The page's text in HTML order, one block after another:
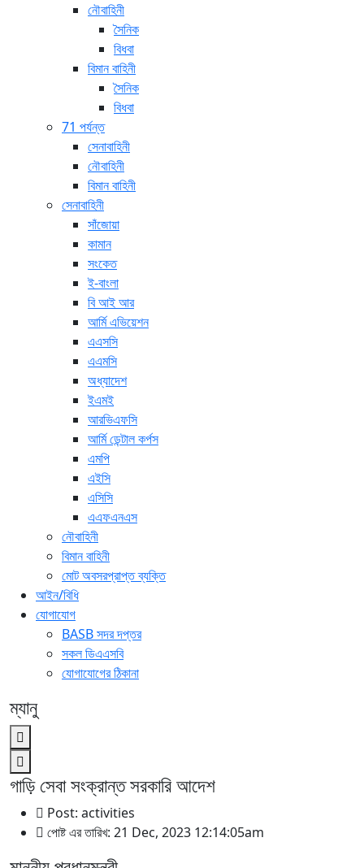
নৌবাহিনী
সৈনিক
বিধবা
বিমান বাহিনী
সৈনিক
বিধবা
71 পর্যন্ত
সেনাবাহিনী
নৌবাহিনী
বিমান বাহিনী
সেনাবাহিনী
সাঁজোয়া
কামান
সংকেত
ই-বাংলা
বি আই আর
আর্মি এভিয়েশন
এএসসি
এএমসি
অধ্যাদেশ
ইএমই
আরভিএফসি
আর্মি ডেন্টাল কর্পস
এমপি
এইসি
এসিসি
এএফএনএস
নৌবাহিনী
বিমান বাহিনী
মোট অবসরপ্রাপ্ত ব্যক্তি
আইন/বিধি
যোগাযোগ
BASB সদর দপ্তর
সকল ডিএএসবি
যোগাযোগের ঠিকানা
ম্যানু
গাড়ি সেবা সংক্রান্ত সরকারি আদেশ
Post: activities
পোষ্ট এর তারিখ: 21 Dec, 2023 12:14:05am